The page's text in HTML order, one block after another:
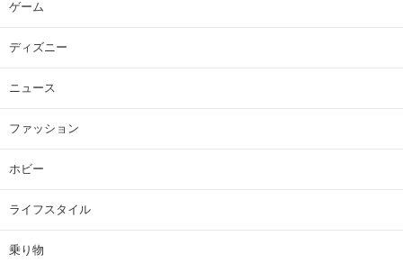
ゲーム
ディズニー
ニュース
ファッション
ホビー
ライフスタイル
乗り物